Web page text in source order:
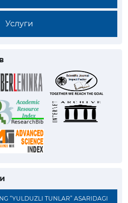
Услуги
“YULDUZLI TUNLAR” ASARIDAGI